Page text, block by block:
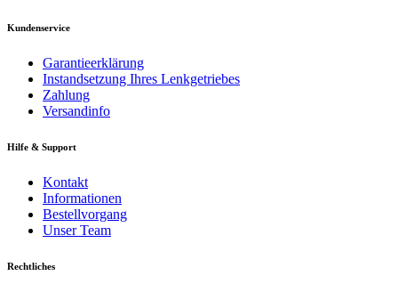
Kundenservice
Garantieerklärung
Instandsetzung Ihres Lenkgetriebes
Zahlung
Versandinfo
Hilfe & Support
Kontakt
Informationen
Bestellvorgang
Unser Team
Rechtliches